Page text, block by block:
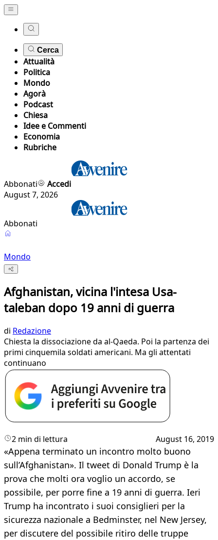
Cerca
Attualità
Politica
Mondo
Agorà
Podcast
Chiesa
Idee e Commenti
Economia
Rubriche
Abbonati
Accedi
August 7, 2026
Abbonati
Mondo
Afghanistan, vicina l'intesa Usa-
taleban dopo 19 anni di guerra
di Redazione
Chiesta la dissociazione da al-Qaeda. Poi la partenza dei
primi cinquemila soldati americani. Ma gli attentati
continuano
2 min di lettura August 16, 2019
«Appena terminato un incontro molto buono
sull’Afghanistan». Il tweet di Donald Trump è la
prova che molti ora voglio un accordo, se
possibile, per porre fine a 19 anni di guerra. Ieri
Trump ha incontrato i suoi consiglieri per la
sicurezza nazionale a Bedminster, nel New Jersey,
per discutere del possibile ritiro delle truppe